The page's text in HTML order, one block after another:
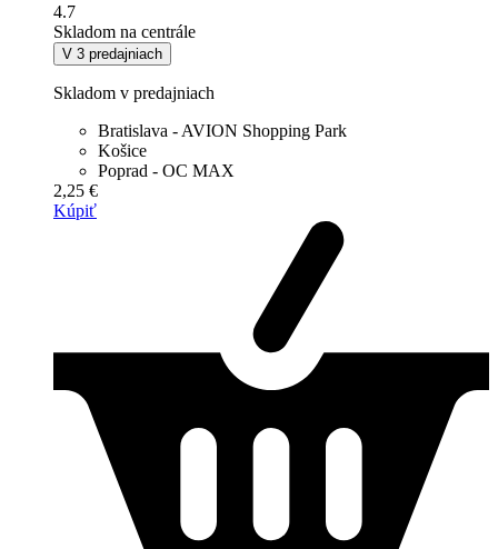
4.7
Skladom na centrále
V 3 predajniach
Skladom v predajniach
Bratislava - AVION Shopping Park
Košice
Poprad - OC MAX
2,25 €
Kúpiť